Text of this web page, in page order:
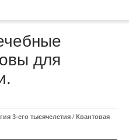
для
3-его тысячелетия / Квантовая